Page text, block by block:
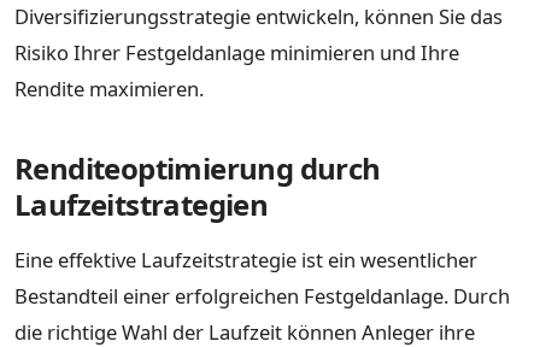
Diversifizierungsstrategie entwickeln, können Sie das
Risiko Ihrer Festgeldanlage minimieren und Ihre
Rendite maximieren.
Renditeoptimierung durch
Laufzeitstrategien
Eine effektive Laufzeitstrategie ist ein wesentlicher
Bestandteil einer erfolgreichen Festgeldanlage. Durch
die richtige Wahl der Laufzeit können Anleger ihre